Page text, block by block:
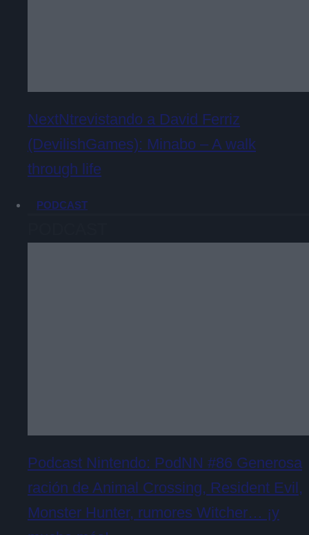
NextNtrevistando a David Ferriz
(DevilishGames): Minabo – A walk
through life
PODCAST
Podcast Nintendo: PodNN #86 Generosa
ración de Animal Crossing, Resident Evil,
Monster Hunter, rumores Witcher… ¡y